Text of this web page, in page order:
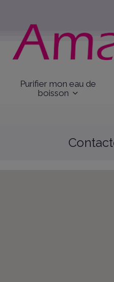
Purifier mon eau de
boisson